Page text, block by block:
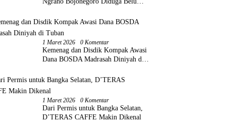
1 Maret 2026 0 Komentar
Kemenag dan Disdik Kompak Awasi
Dana BOSDA Madrasah Diniyah di
1 Maret 2026 0 Komentar
Dari Permis untuk Bangka Selatan,
D’TERAS CAFFE Makin Dikenal